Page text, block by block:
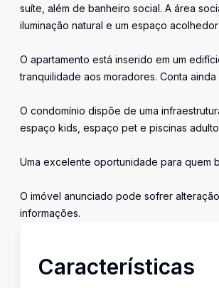
suíte, além de banheiro social. A área
iluminação natural e um espaço
O apartamento está inserido em um
tranquilidade aos moradores. Conta
O condomínio dispõe de uma
espaço kids, espaço pet e piscinas
Uma excelente oportunidade para quem
O imóvel anunciado pode sofrer
informações.
Características